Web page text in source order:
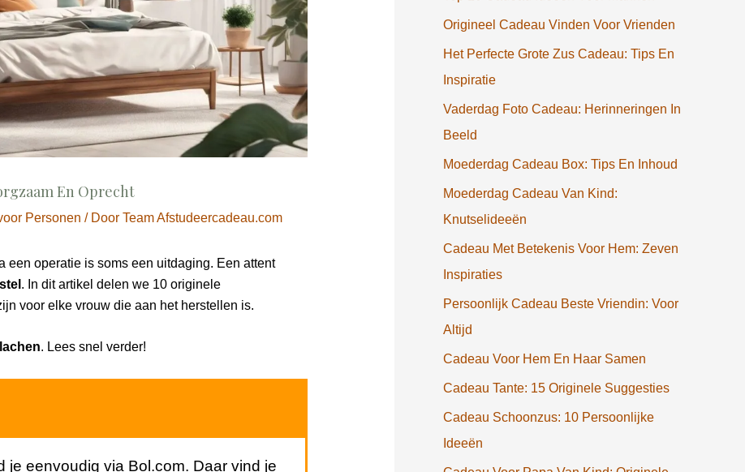
En Oprecht
Personen / Door Team Afstudeercadeau.com
een operatie is soms een uitdaging. Een attent
. In dit artikel delen we 10 originele
voor elke vrouw die aan het herstellen is.
. Lees snel verder!
je eenvoudig via Bol.com. Daar vind je
Origineel Cadeau Vinden Voor Vrienden
Het Perfecte Grote Zus Cadeau: Tips En
Inspiratie
Vaderdag Foto Cadeau: Herinneringen In
Beeld
Moederdag Cadeau Box: Tips En Inhoud
Moederdag Cadeau Van Kind:
Knutselideeën
Cadeau Met Betekenis Voor Hem: Zeven
Inspiraties
Persoonlijk Cadeau Beste Vriendin: Voor
Altijd
Cadeau Voor Hem En Haar Samen
Cadeau Tante: 15 Originele Suggesties
Cadeau Schoonzus: 10 Persoonlijke
Ideeën